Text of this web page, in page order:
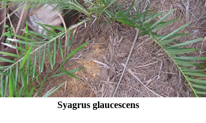
Syagrus glaucescens